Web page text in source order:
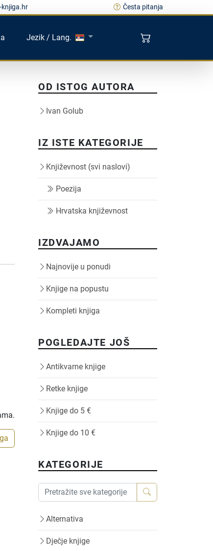
knjiga.hr Česta pitanja
Jezik / Lang.
OD ISTOG AUTORA
Ivan Golub
IZ ISTE KATEGORIJE
Književnost (svi naslovi)
Poezija
Hrvatska književnost
IZDVAJAMO
Najnovije u ponudi
Knjige na popustu
Kompleti knjiga
POGLEDAJTE JOŠ
Antikvarne knjige
Retke knjige
Knjige do 5 €
Knjige do 10 €
KATEGORIJE
Alternativa
Dječje knjige